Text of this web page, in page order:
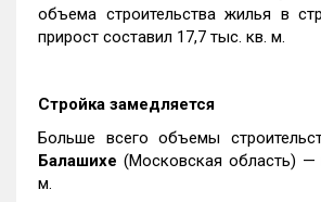
объема строительства жилья в
прирост составил 17,7 тыс. кв. м.
Стройка замедляется
Больше всего объемы
Балашихе (Московская область) —
м.